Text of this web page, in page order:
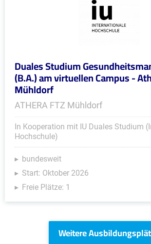
Duales Studium
(B.A.) am virtuellen Campus -
Mühldorf
ATHERA FTZ Mühldorf
In Kooperation mit IU Duales Studium
Hochschule)
bundesweit
Start: Oktober 2026
Freie Plätze: 1
Weitere